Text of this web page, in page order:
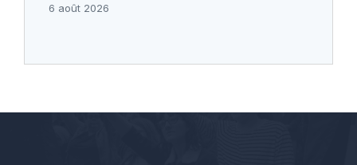
6 août 2026